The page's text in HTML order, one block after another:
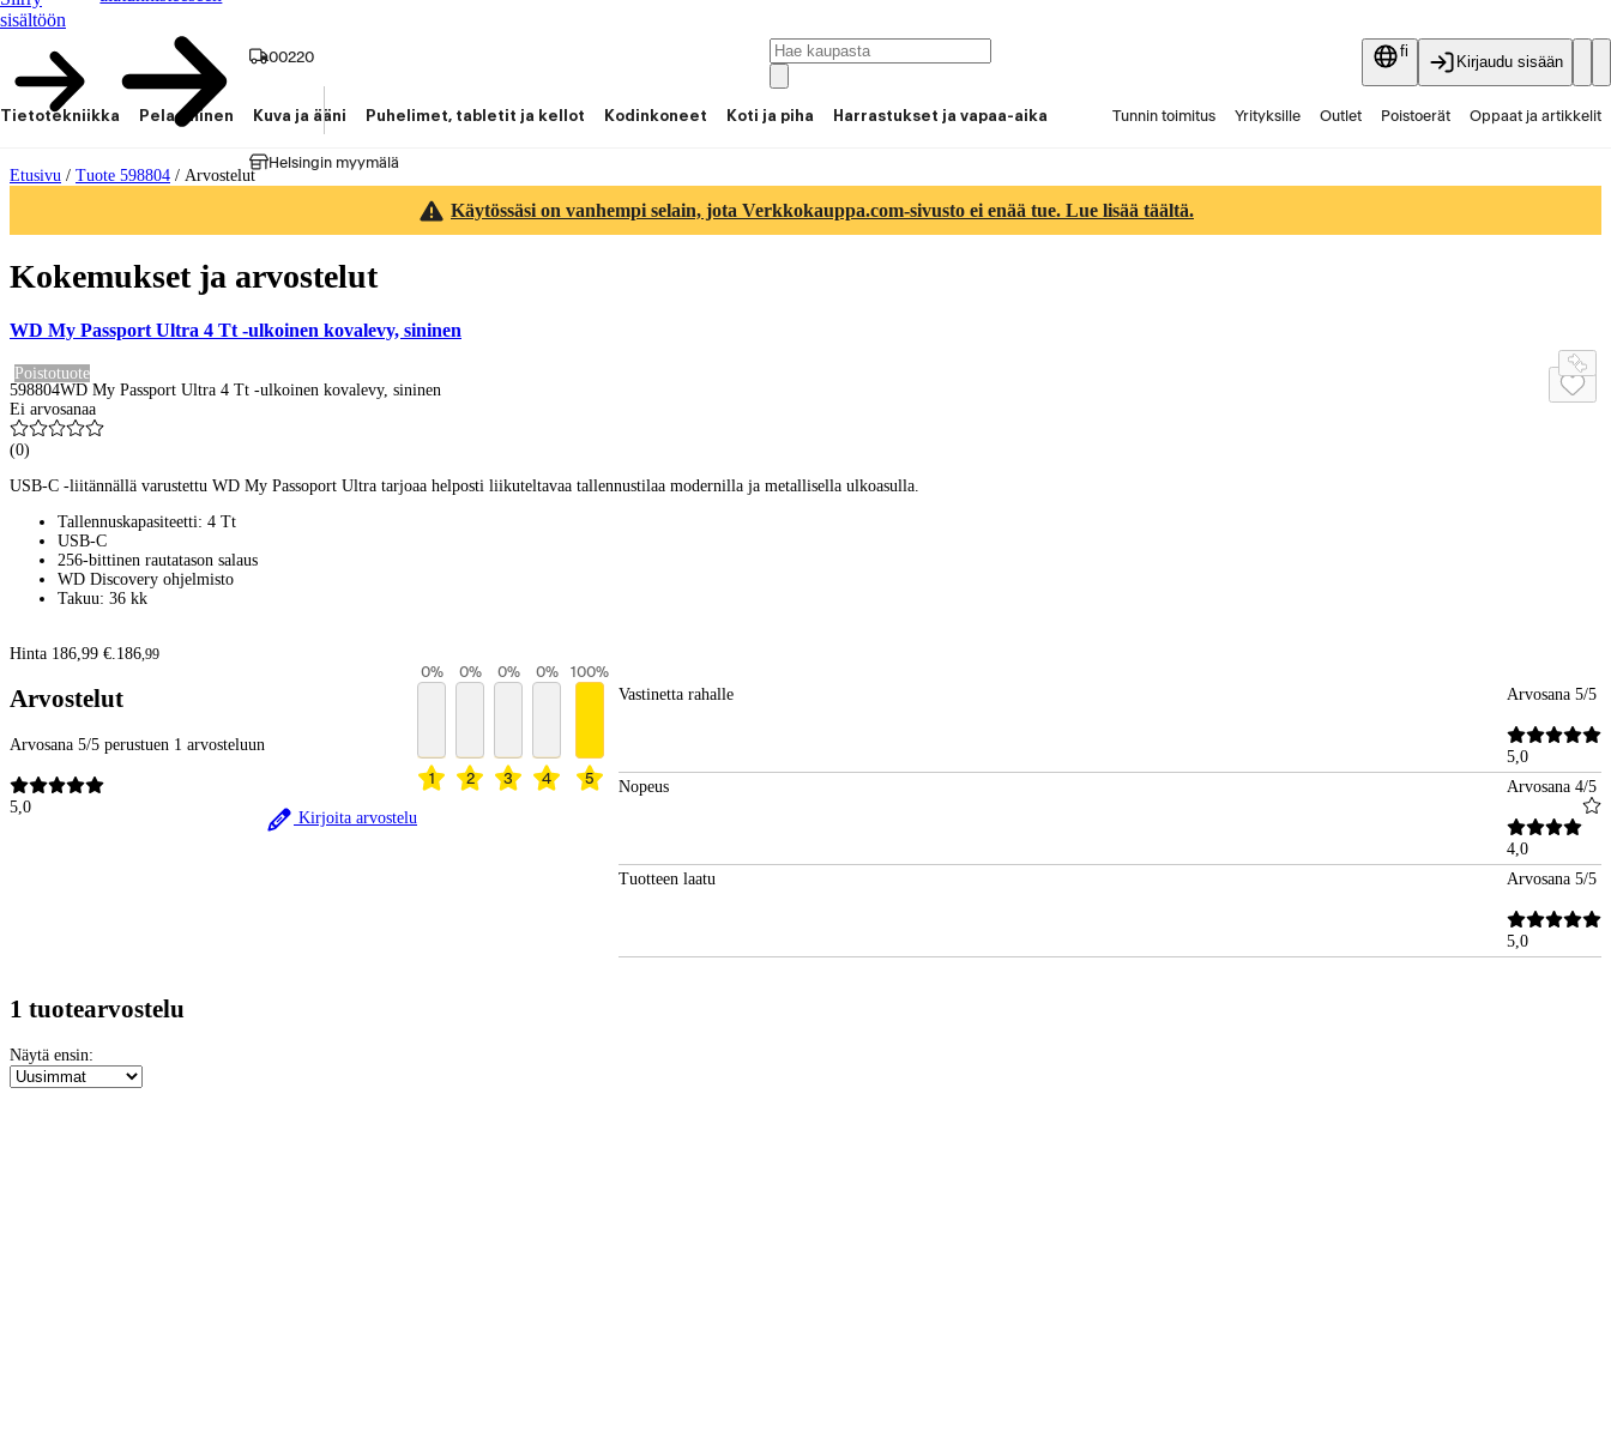
sisältöön
00220
Helsingin myymälä
fi
Kirjaudu sisään
Tietotekniikka Pelaaminen Kuva ja ääni Puhelimet, tabletit ja kellot Kodinkoneet Koti ja piha Harrastukset ja vapaa-aika Tunnin toimitus Yrityksille Outlet Poistoerät Oppaat ja artikkelit
Etusivu / Tuote 598804 / Arvostelut
Käytössäsi on vanhempi selain, jota Verkkokauppa.com-sivusto ei enää tue. Lue lisää täältä.
Kokemukset ja arvostelut
WD My Passport Ultra 4 Tt -ulkoinen kovalevy, sininen
Poistotuote
598804WD My Passport Ultra 4 Tt -ulkoinen kovalevy, sininen
Ei arvosanaa
(0)
USB-C -liitännällä varustettu WD My Passoport Ultra tarjoaa helposti liikuteltavaa tallennustilaa modernilla ja metallisella ulkoasulla.
Tallennuskapasiteetti: 4 Tt
USB-C
256-bittinen rautatason salaus
WD Discovery ohjelmisto
Takuu: 36 kk
Hinta 186,99 €.186,99
Arvostelut
Arvosana 5/5 perustuen 1 arvosteluun
5,0
Kirjoita arvostelu
1
0%
2
0%
3
0%
4
0%
5
100%
Vastinetta rahalle Arvosana 5/5
5,0
Nopeus
Arvosana 4/5
4,0
Tuotteen laatu
Arvosana 5/5
5,0
1 tuotearvostelu
Näytä ensin: